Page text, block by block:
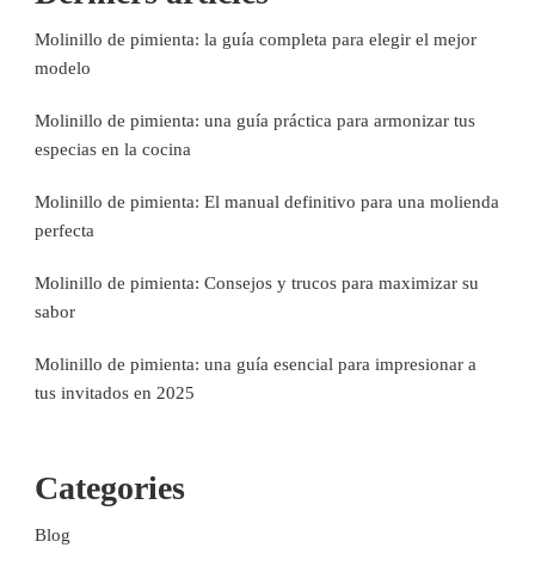
Molinillo de pimienta: la guía completa para elegir el mejor
modelo
Molinillo de pimienta: una guía práctica para armonizar tus
especias en la cocina
Molinillo de pimienta: El manual definitivo para una molienda
perfecta
Molinillo de pimienta: Consejos y trucos para maximizar su
sabor
Molinillo de pimienta: una guía esencial para impresionar a
tus invitados en 2025
Categories
Blog